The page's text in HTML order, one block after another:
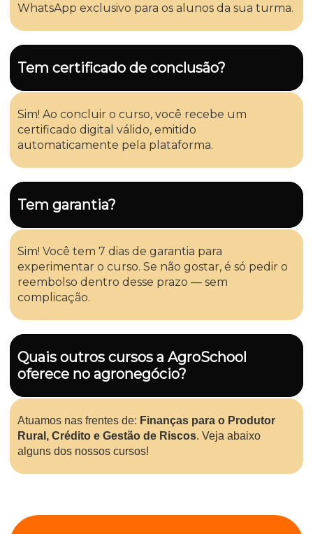
WhatsApp exclusivo para os alunos da sua turma.
Tem certificado de conclusão?
Sim! Ao concluir o curso, você recebe um
certificado digital válido, emitido
automaticamente pela plataforma.
Tem garantia?
Sim! Você tem 7 dias de garantia para
experimentar o curso. Se não gostar, é só pedir o
reembolso dentro desse prazo — sem
complicação.
Quais outros cursos a AgroSchool
oferece no agronegócio?
Atuamos nas frentes de: Finanças para o Produtor
Rural, Crédito e Gestão de Riscos. Veja abaixo
alguns dos nossos cursos!